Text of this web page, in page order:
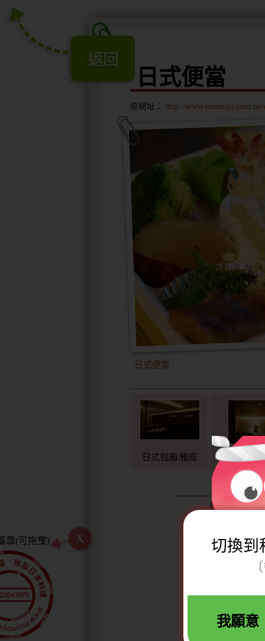
日式便當
原網址： http://
日式便當
日式包廂/雅座 和式包
台北市中正區寧
X
返回
切換到
〔
我願意